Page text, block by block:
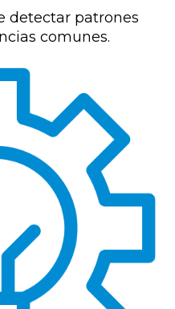
detectar patrones
comunes.